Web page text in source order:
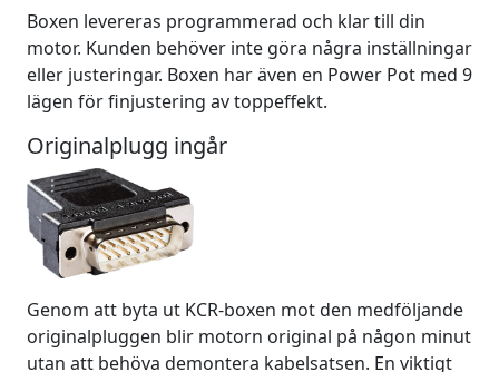
Boxen levereras programmerad och klar till din
motor. Kunden behöver inte göra några inställningar
eller justeringar. Boxen har även en Power Pot med 9
lägen för finjustering av toppeffekt.
Originalplugg ingår
Genom att byta ut KCR-boxen mot den medföljande
originalpluggen blir motorn original på någon minut
utan att behöva demontera kabelsatsen. En viktigt